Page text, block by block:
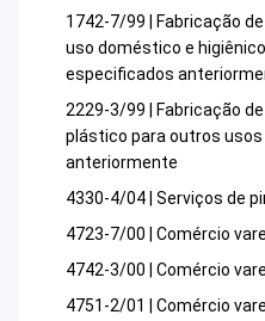
1742-7/99 | Fabricação
uso doméstico e
especificados
2229-3/99 | Fabricação
plástico para outros
anteriormente
4330-4/04 | Serviços de
4723-7/00 | Comércio
4742-3/00 | Comércio
4751-2/01 | Comércio